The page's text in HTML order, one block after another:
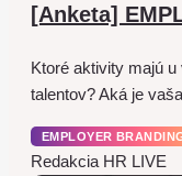
[Anketa]
Ktoré aktivity majú
talentov? Aká je
EMPLOYER
Redakcia HR LIVE